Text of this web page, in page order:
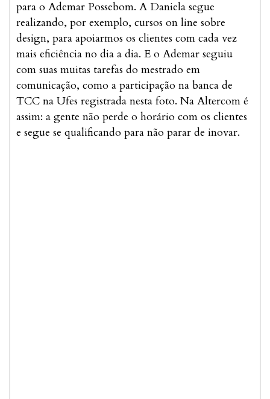
para o Ademar Possebom. A Daniela segue
realizando, por exemplo, cursos on line sobre
design, para apoiarmos os clientes com cada vez
mais eficiência no dia a dia. E o Ademar seguiu
com suas muitas tarefas do mestrado em
comunicação, como a participação na banca de
TCC na Ufes registrada nesta foto. Na Altercom é
assim: a gente não perde o horário com os clientes
e segue se qualificando para não parar de inovar.